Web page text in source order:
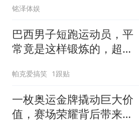
铭泽体娱
巴西男子短跑运动员，平
常竟是这样锻炼的，超高
帕克爱搞笑 1跟贴
一枚奥运金牌撬动巨大价
值，赛场荣耀背后带来